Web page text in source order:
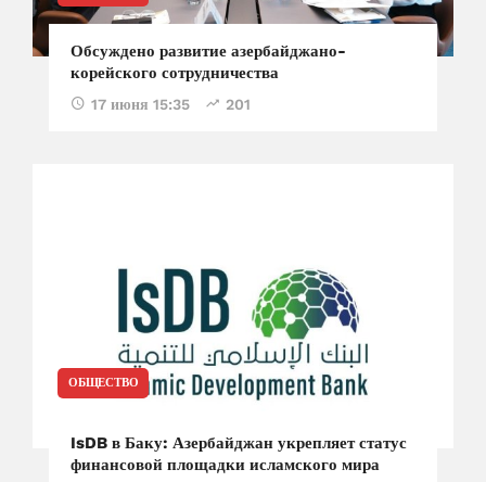
Обсуждено развитие азербайджано-
корейского сотрудничества
17 июня 15:35 201
ОБЩЕСТВО
IsDB в Баку: Азербайджан укрепляет статус
финансовой площадки исламского мира